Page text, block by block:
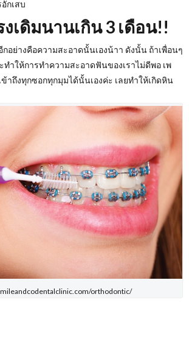
อักเสบ
งเดิมนานเกิน 3 เดือน!!
อย่างคือความสะอาดนั้นเองน้าา ดังนั้น ถ้าเพื่อนๆ
ทำให้การทำความสะอาดฟันของเราไม่ดีพอ เพ
ข้าถึงทุกซอกทุกมุมได้นั้นเองค่ะ เลยทำให้เกิดหิน
orthodontic/